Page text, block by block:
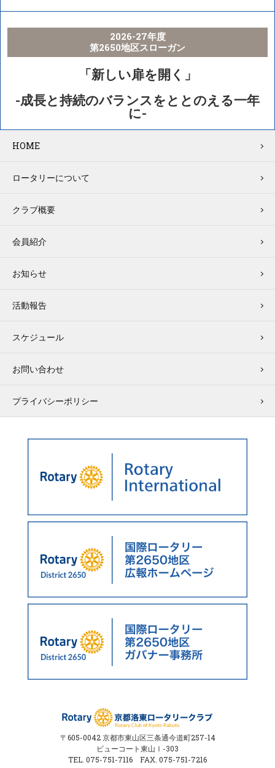
2026-27年度
第2650地区スローガン
「新しい扉を開く」
-成長と持続のバランスをととのえる一年
に-
HOME
ロータリーについて
クラブ概要
会員紹介
お知らせ
活動報告
スケジュール
お問い合わせ
プライバシーポリシー
〒605-0042 京都市東山区三条通今道町257-14
ビューコート東山Ⅰ-303
TEL. 075-751-7116 FAX. 075-751-7216